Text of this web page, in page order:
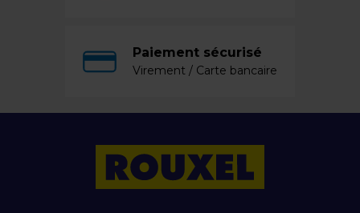
Paiement sécurisé
Virement / Carte bancaire